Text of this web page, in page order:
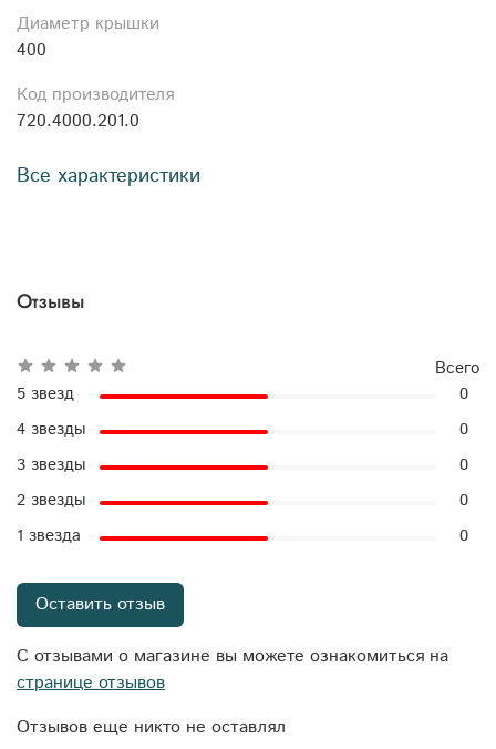
Диаметр крышки
400
Код производителя
720.4000.201.0
Все характеристики
Отзывы
Отзывов еще никто не оставлял
Всего
5 звезд
0
4 звезды
0
3 звезды
0
2 звезды
0
1 звезда
0
Оставить отзыв
С отзывами о магазине вы можете ознакомиться на
странице отзывов